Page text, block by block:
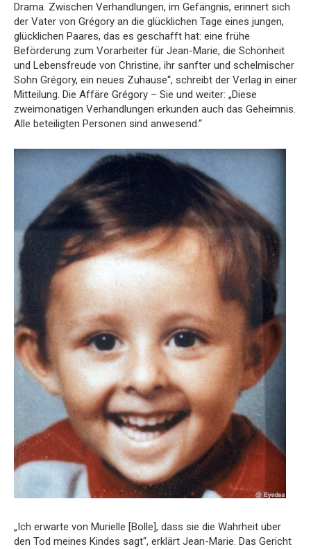
Drama. Zwischen Verhandlungen, im Gefängnis, erinnert sich
der Vater von Grégory an die glücklichen Tage eines jungen,
glücklichen Paares, das es geschafft hat: eine frühe
Beförderung zum Vorarbeiter für Jean-Marie, die Schönheit
und Lebensfreude von Christine, ihr sanfter und schelmischer
Sohn Grégory, ein neues Zuhause“, schreibt der Verlag in einer
Mitteilung. Die Affäre Grégory – Sie und weiter: „Diese
zweimonatigen Verhandlungen erkunden auch das Geheimnis.
Alle beteiligten Personen sind anwesend.“
„Ich erwarte von Murielle [Bolle], dass sie die Wahrheit über
den Tod meines Kindes sagt“, erklärt Jean-Marie. Das Gericht